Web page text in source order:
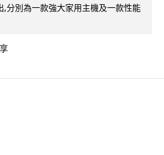
分別為一款強大家用主機及一款性能